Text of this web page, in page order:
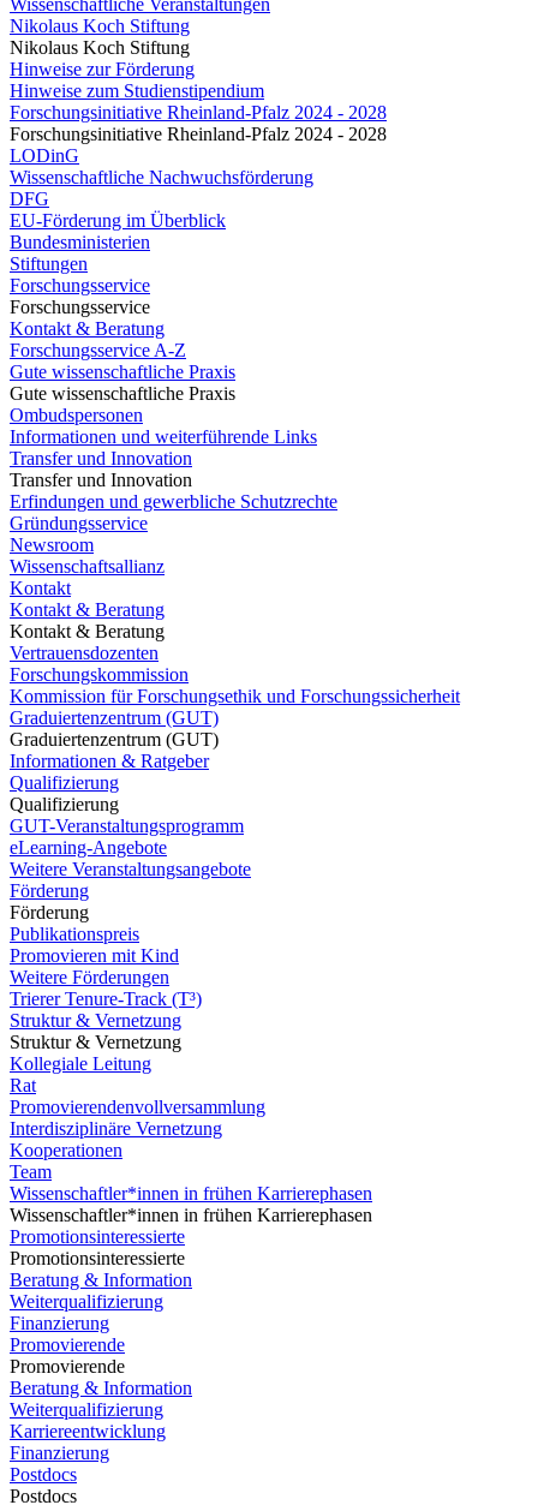
Wissenschaftliche Veranstaltungen
Nikolaus Koch Stiftung
Nikolaus Koch Stiftung
Hinweise zur Förderung
Hinweise zum Studienstipendium
Forschungsinitiative Rheinland-Pfalz 2024 - 2028
Forschungsinitiative Rheinland-Pfalz 2024 - 2028
LODinG
Wissenschaftliche Nachwuchsförderung
DFG
EU-Förderung im Überblick
Bundesministerien
Stiftungen
Forschungsservice
Forschungsservice
Kontakt & Beratung
Forschungsservice A-Z
Gute wissenschaftliche Praxis
Gute wissenschaftliche Praxis
Ombudspersonen
Informationen und weiterführende Links
Transfer und Innovation
Transfer und Innovation
Erfindungen und gewerbliche Schutzrechte
Gründungsservice
Newsroom
Wissenschaftsallianz
Kontakt
Kontakt & Beratung
Kontakt & Beratung
Vertrauensdozenten
Forschungskommission
Kommission für Forschungsethik und Forschungssicherheit
Graduiertenzentrum (GUT)
Graduiertenzentrum (GUT)
Informationen & Ratgeber
Qualifizierung
Qualifizierung
GUT-Veranstaltungsprogramm
eLearning-Angebote
Weitere Veranstaltungsangebote
Förderung
Förderung
Publikationspreis
Promovieren mit Kind
Weitere Förderungen
Trierer Tenure-Track (T³)
Struktur & Vernetzung
Struktur & Vernetzung
Kollegiale Leitung
Rat
Promovierendenvollversammlung
Interdisziplinäre Vernetzung
Kooperationen
Team
Wissenschaftler*innen in frühen Karrierephasen
Wissenschaftler*innen in frühen Karrierephasen
Promotionsinteressierte
Promotionsinteressierte
Beratung & Information
Weiterqualifizierung
Finanzierung
Promovierende
Promovierende
Beratung & Information
Weiterqualifizierung
Karriereentwicklung
Finanzierung
Postdocs
Postdocs